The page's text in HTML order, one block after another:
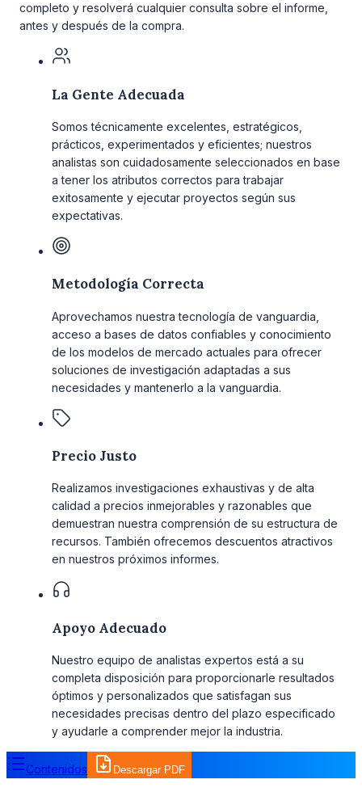
completo y resolverá cualquier consulta sobre el informe,
antes y después de la compra.
La Gente Adecuada
Somos técnicamente excelentes, estratégicos,
prácticos, experimentados y eficientes; nuestros
analistas son cuidadosamente seleccionados en base
a tener los atributos correctos para trabajar
exitosamente y ejecutar proyectos según sus
expectativas.
Metodología Correcta
Aprovechamos nuestra tecnología de vanguardia,
acceso a bases de datos confiables y conocimiento
de los modelos de mercado actuales para ofrecer
soluciones de investigación adaptadas a sus
necesidades y mantenerlo a la vanguardia.
Precio Justo
Realizamos investigaciones exhaustivas y de alta
calidad a precios inmejorables y razonables que
demuestran nuestra comprensión de su estructura de
recursos. También ofrecemos descuentos atractivos
en nuestros próximos informes.
Apoyo Adecuado
Nuestro equipo de analistas expertos está a su
completa disposición para proporcionarle resultados
óptimos y personalizados que satisfagan sus
necesidades precisas dentro del plazo especificado
y ayudarle a comprender mejor la industria.
Contenidos Descargar PDF